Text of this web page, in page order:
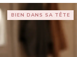
BIEN DANS SA TÊTE